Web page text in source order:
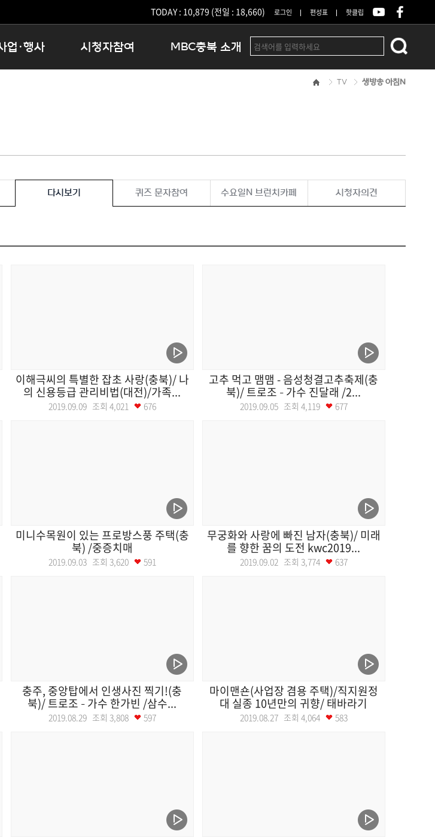
TODAY : 10,879 (전일 : 18,660) 로그인 편성표 핫클립
업·행사
식문화페스타
청호마라톤
카이빙
시청자참여 MBC충북 소개
오시는길
결산공고
TV 생방송 아침N
다시보기 퀴즈 문자참여 수요일N 브런치카페 시청자의견
이해극씨의 특별한 잡초 사랑(충북)/ 나
의 신용등급 관리비법(대전)/가족...
2019.09.09 조회 4,021 676
고추 먹고 맴맴 - 음성청결고추축제(충
북)/ 트로조 – 가수 진달래 /2...
2019.09.05 조회 4,119 677
미니수목원이 있는 프로방스풍 주택(충
북) /중증치매
2019.09.03 조회 3,620 591
무궁화와 사랑에 빠진 남자(충북)/ 미래
를 향한 꿈의 도전 kwc2019...
2019.09.02 조회 3,774 637
충주, 중앙탑에서 인생사진 찍기!(충
북)/ 트로조 – 가수 한가빈 /삼수...
2019.08.29 조회 3,808 597
마이맨숀(사업장 겸용 주택)/직지원정
대 실종 10년만의 귀향/ 태바라기
2019.08.27 조회 4,064 583